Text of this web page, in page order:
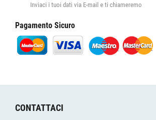
Inviaci i tuoi dati via E-mail e ti chiameremo
Pagamento Sicuro
CONTATTACI